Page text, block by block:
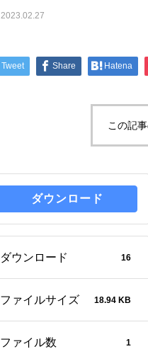
2023.02.27
Tweet Share Hatena
この記
ダウンロード
ダウンロード 16
ファイルサイズ 18.94 KB
ファイル数 1